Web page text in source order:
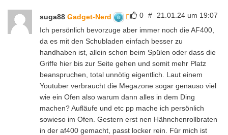
0 # 21.01.24 um 19:07
suga88 Gadget-Nerd
Ich persönlich bevorzuge aber immer noch die AF400,
da es mit den Schubladen einfach besser zu
handhaben ist, allein schon beim Spülen oder dass die
Griffe hier bis zur Seite gehen und somit mehr Platz
beanspruchen, total unnötig eigentlich. Laut einem
Youtuber verbraucht die Megazone sogar genauso viel
wie ein Ofen also warum dann alles in dem Ding
machen? Aufläufe und etc pp mache ich persönlich
sowieso im Ofen. Gestern erst nen Hähnchenrollbraten
in der af400 gemacht, passt locker rein. Für mich ist